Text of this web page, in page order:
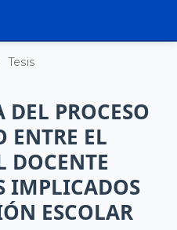
Tesis
PROCESO
EL
DOCENTE
IMPLICADOS
ESCOLAR